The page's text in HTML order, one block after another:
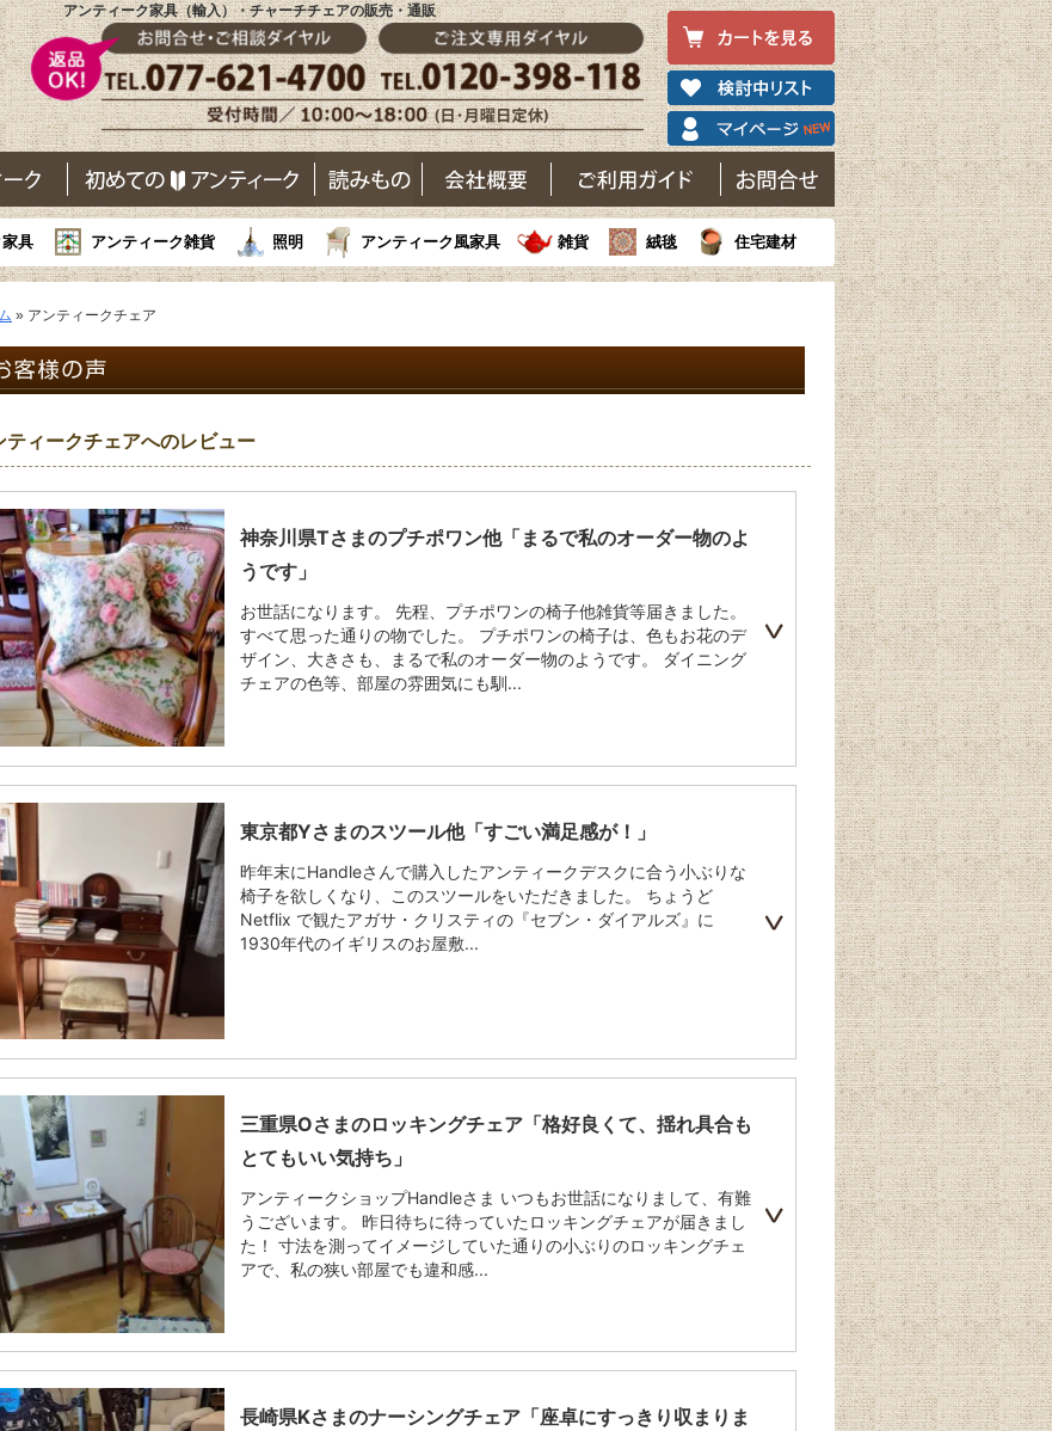
アンティーク家具（輸入）・チャーチチェアの販売・通販
具 アンティーク雑貨 照明 アンティーク風家具 雑貨 絨毯 住宅建材
» アンティークチェア
ティークチェアへのレビュー
神奈川県Tさまのプチポワン他「まるで私のオーダー物のよ
うです」
お世話になります。 先程、プチポワンの椅子他雑貨等届きました。
すべて思った通りの物でした。 プチポワンの椅子は、色もお花のデ
ザイン、大きさも、まるで私のオーダー物のようです。 ダイニング
チェアの色等、部屋の雰囲気にも馴...
東京都Yさまのスツール他「すごい満足感が！」
昨年末にHandleさんで購入したアンティークデスクに合う小ぶりな
椅子を欲しくなり、このスツールをいただきました。 ちょうど
Netflix で観たアガサ・クリスティの『セブン・ダイアルズ』に
1930年代のイギリスのお屋敷...
三重県Oさまのロッキングチェア「格好良くて、揺れ具合も
とてもいい気持ち」
アンティークショップHandleさま いつもお世話になりまして、有難
うございます。 昨日待ちに待っていたロッキングチェアが届きまし
た！ 寸法を測ってイメージしていた通りの小ぶりのロッキングチェ
アで、私の狭い部屋でも違和感...
長崎県Kさまのナーシングチェア「座卓にすっきり収まりま